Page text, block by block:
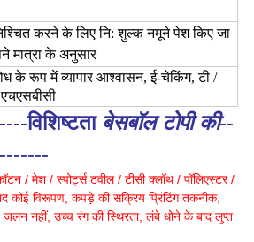
करने के लिए नि: शुल्क नमूने पेश किए जा
मात्रा के अनुसार
के रूप में व्यापार आश्वासन, ई-चेकिंग, टी /
विशिष्टताबेसबॉल टोपी की--
/ मेश / स्पोर्ट्स टवील / टीसी क्लॉथ / पॉलिएस्टर /
कोई विरूपण, कपड़े की सक्रिय प्रिंटिंग तकनीक,
जलन नहीं, उच्च रंग की स्थिरता, लंबे धोने के बाद लुप्त